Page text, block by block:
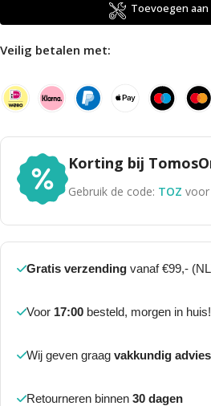
Toevoegen
Veilig betalen met:
Korting bij
Gebruik de code: TOZ voor
Gratis verzending vanaf €99,-
Voor 17:00 besteld, morgen in huis!
Wij geven graag vakkundig advies
Retourneren binnen 30 dagen